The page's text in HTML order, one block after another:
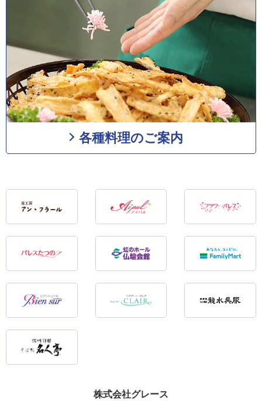
各種料理のご案内
株式会社グレース